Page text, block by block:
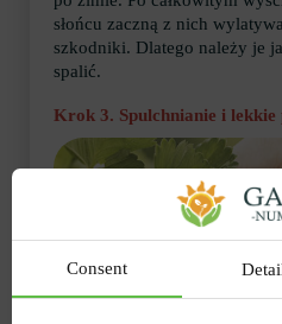
słońcu zaczną z nich
szkodniki. Dlatego należy je
spalić.
Krok 3. Spulchnianie i lekkie
Consent